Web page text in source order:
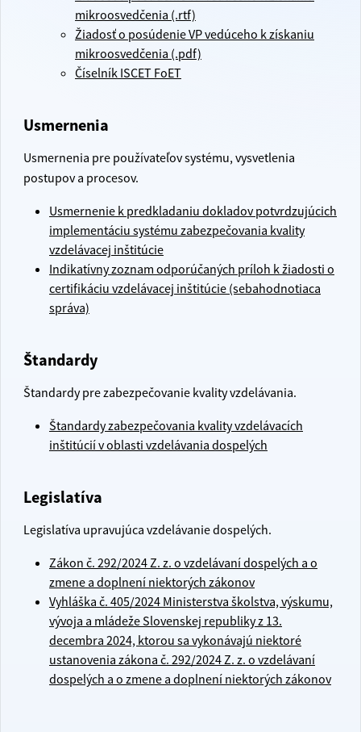
mikroosvedčenia (.rtf)
Žiadosť o posúdenie VP vedúceho k získaniu
mikroosvedčenia (.pdf)
Číselník ISCET FoET
Usmernenia
Usmernenia pre používateľov systému, vysvetlenia
postupov a procesov.
Usmernenie k predkladaniu dokladov potvrdzujúcich
implementáciu systému zabezpečovania kvality
vzdelávacej inštitúcie
Indikatívny zoznam odporúčaných príloh k žiadosti o
certifikáciu vzdelávacej inštitúcie (sebahodnotiaca
správa)
Štandardy
Štandardy pre zabezpečovanie kvality vzdelávania.
Štandardy zabezpečovania kvality vzdelávacích
inštitúcií v oblasti vzdelávania dospelých
Legislatíva
Legislatíva upravujúca vzdelávanie dospelých.
Zákon č. 292/2024 Z. z. o vzdelávaní dospelých a o
zmene a doplnení niektorých zákonov
Vyhláška č. 405/2024 Ministerstva školstva, výskumu,
vývoja a mládeže Slovenskej republiky z 13.
decembra 2024, ktorou sa vykonávajú niektoré
ustanovenia zákona č. 292/2024 Z. z. o vzdelávaní
dospelých a o zmene a doplnení niektorých zákonov